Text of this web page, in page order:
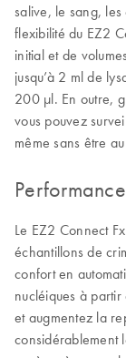
salive, le sang,
flexibilité du EZ2
initial et de
jusqu’à 2 ml de
200 µl. En outre,
vous pouvez
même sans être
Le EZ2 Connect
échantillons de
confort en
nucléiques à
et augmentez la
considérablement